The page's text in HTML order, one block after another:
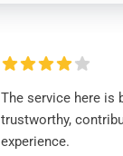
The service here is
trustworthy,
experience.